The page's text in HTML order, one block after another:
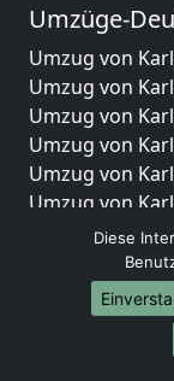
Umzüge-
Umzug von
Umzug von
Umzug von
Umzug von
Umzug von
Umzug von
Umzug von
Umzug von
Umzug von
Umzug von
Umzug von
Diese